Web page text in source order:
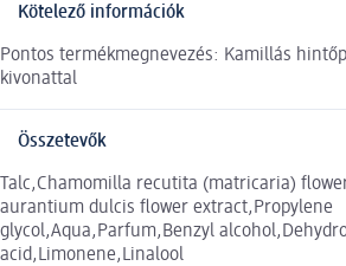
Kötelező információk
Pontos termékmegnevezés: Kamillás
kivonattal
Összetevők
Talc,Chamomilla recutita (matricaria)
aurantium dulcis flower extract,Propylene
glycol,Aqua,Parfum,Benzyl
acid,Limonene,Linalool